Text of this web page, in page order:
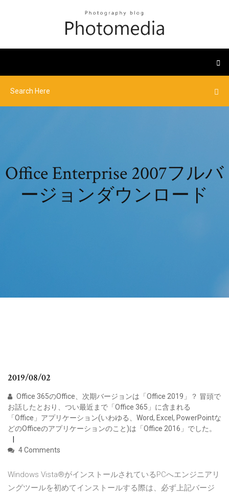
Office Enterprise 2007フルバ
ージョンダウンロード
2019/08/02
Office 365のOffice、次期バージョンは「Office 2019」？ 冒頭で
お話したとおり、つい最近まで「Office 365」に含まれる
「Office」アプリケーション(いわゆる、Word, Excel, PowerPointな
どのOfficeのアプリケーションのこと)は「Office 2016」でした。
4 Comments
Windows Vista®がインストールされているPCへエンジニアリ
ングツールを初めてインストールする際は、必ず上記バージ